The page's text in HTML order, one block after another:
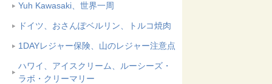
Yuh Kawasaki、世界一周
ドイツ、おさんぽベルリン、トルコ焼肉
1DAYレジャー保険、山のレジャー注意点
ハワイ、アイスクリーム、ルーシーズ・
ラボ・クリーマリー